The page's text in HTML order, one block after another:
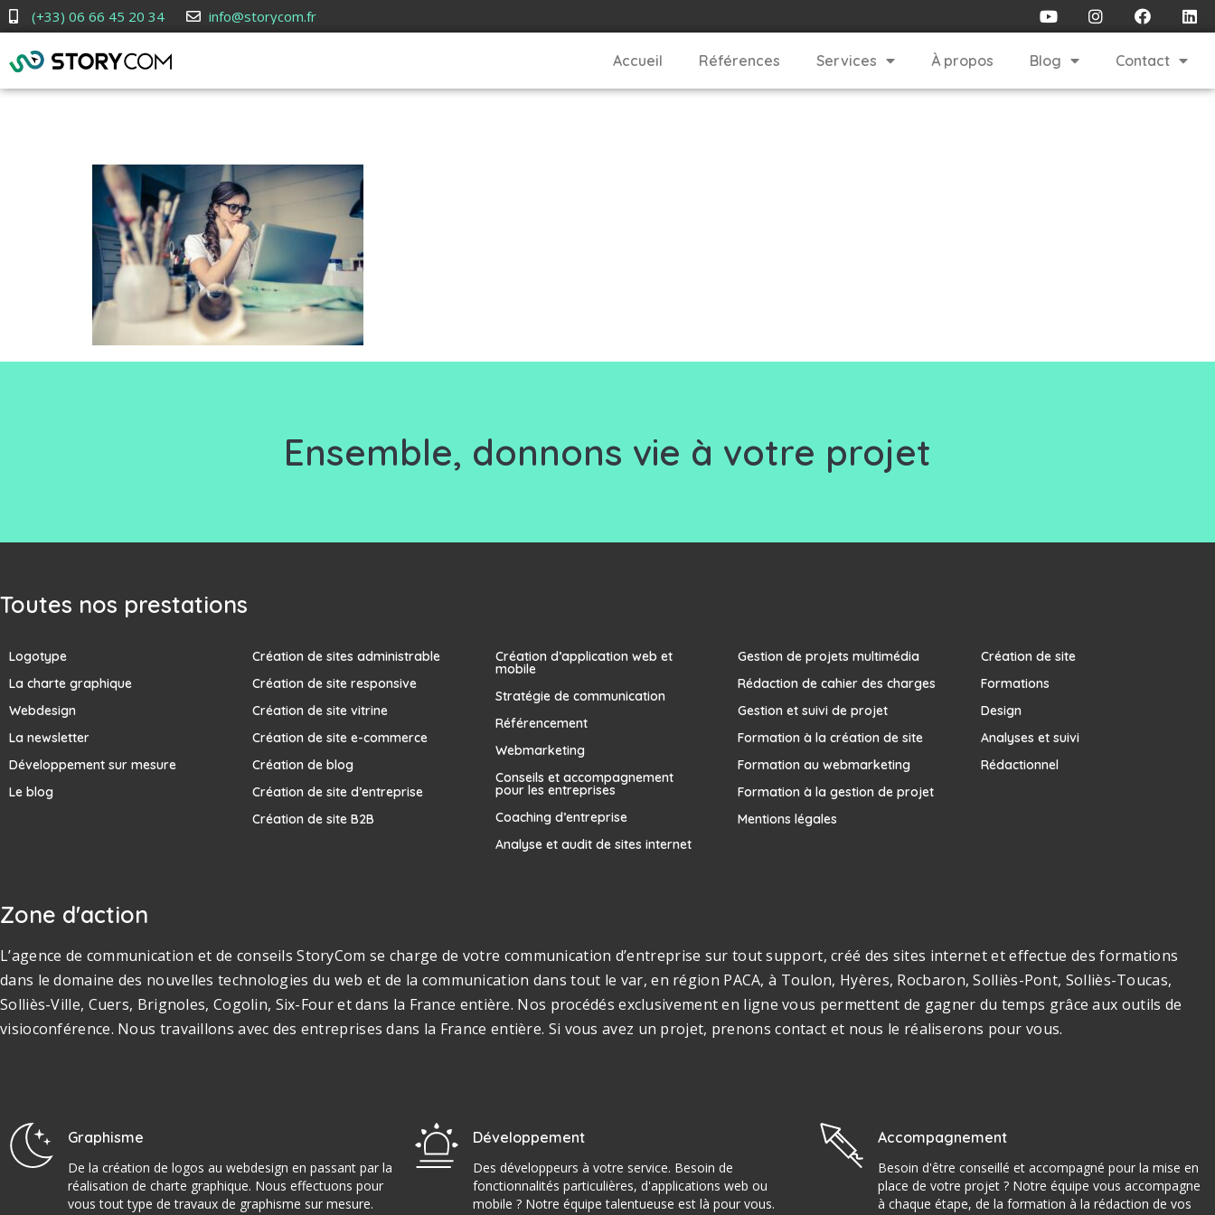
(+33) 06 66 45 20 34 info@storycom.fr
Accueil Références Services À propos Blog Contact
Ensemble, donnons vie à votre projet
Toutes nos prestations
Logotype
La charte graphique
Webdesign
La newsletter
Développement sur mesure
Le blog
Création de sites administrable
Création de site responsive
Création de site vitrine
Création de site e-commerce
Création de blog
Création de site d’entreprise
Création de site B2B
Création d’application web et
mobile
Stratégie de communication
Référencement
Webmarketing
Conseils et accompagnement
pour les entreprises
Coaching d’entreprise
Analyse et audit de sites internet
Gestion de projets multimédia
Rédaction de cahier des charges
Gestion et suivi de projet
Formation à la création de site
Formation au webmarketing
Formation à la gestion de projet
Mentions légales
Création de site
Formations
Design
Analyses et suivi
Rédactionnel
Zone d'action
L’agence de communication et de conseils StoryCom se charge de votre communication d’entreprise sur tout support, créé des sites internet et effectue des formations
dans le domaine des nouvelles technologies du web et de la communication dans tout le var, en région PACA, à Toulon, Hyères, Rocbaron, Solliès-Pont, Solliès-Toucas,
Solliès-Ville, Cuers, Brignoles, Cogolin, Six-Four et dans la France entière. Nos procédés exclusivement en ligne vous permettent de gagner du temps grâce aux outils de
visioconférence. Nous travaillons avec des entreprises dans la France entière. Si vous avez un projet, prenons contact et nous le réaliserons pour vous.
Graphisme
De la création de logos au webdesign en passant par la
réalisation de charte graphique. Nous effectuons pour
vous tout type de travaux de graphisme sur mesure.
Développement
Des développeurs à votre service. Besoin de
fonctionnalités particulières, d'applications web ou
mobile ? Notre équipe talentueuse est là pour vous.
Accompagnement
Besoin d'être conseillé et accompagné pour la mise en
place de votre projet ? Notre équipe vous accompagne
à chaque étape, de la formation à la rédaction de vos